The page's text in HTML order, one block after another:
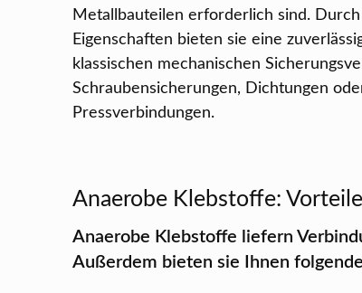
Metallbauteilen erforderlich sind.
Eigenschaften bieten sie eine
klassischen mechanischen
Schraubensicherungen, Dichtungen
Pressverbindungen.
Anaerobe Klebstoffe:
Anaerobe Klebstoffe liefern
Außerdem bieten sie Ihnen